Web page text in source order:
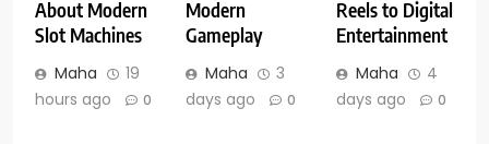
About Modern
Slot Machines
Maha
19
hours ago
0
Modern
Gameplay
Maha
3
days ago
0
Reels to Digital
Entertainment
Maha
4
days ago
0